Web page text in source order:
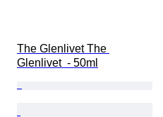
The Glenlivet The
Glenlivet  - 50ml